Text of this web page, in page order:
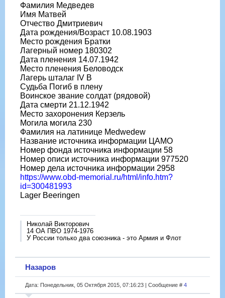
Фамилия Медведев
Имя Матвей
Отчество Дмитриевич
Дата рождения/Возраст 10.08.1903
Место рождения Братки
Лагерный номер 180302
Дата пленения 14.07.1942
Место пленения Беловодск
Лагерь шталаг IV B
Судьба Погиб в плену
Воинское звание солдат (рядовой)
Дата смерти 21.12.1942
Место захоронения Керзель
Могила могила 230
Фамилия на латинице Medwedew
Название источника информации ЦАМО
Номер фонда источника информации 58
Номер описи источника информации 977520
Номер дела источника информации 2958
https://www.obd-memorial.ru/html/info.htm?
id=300481993
Lager Beeringen
Николай Викторович
14 ОА ПВО 1974-1976
У России только два союзника - это Армия и Флот
Назаров
Дата: Понедельник, 05 Октября 2015, 07:16:23 | Сообщение # 4